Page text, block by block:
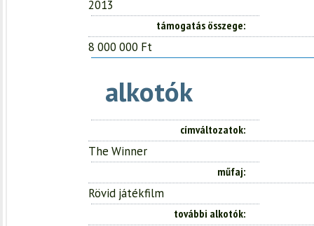
2013
támogatás összege
8 000 000 Ft
alkotók
címváltozatok
The Winner
műfaj
Rövid játékfilm
további alkotók